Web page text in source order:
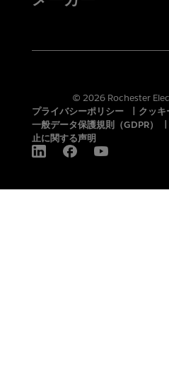
© 2026 Rochester
プライバシーポリシー
クッキ
一般データ保護規則（GDPR）
止に関する声明